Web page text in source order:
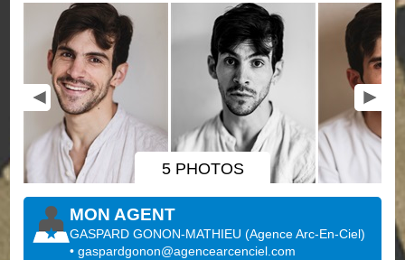
5 PHOTOS
MON AGENT
GASPARD GONON-MATHIEU (Agence Arc-En-Ciel)
•gaspardgonon@agencearcenciel.com